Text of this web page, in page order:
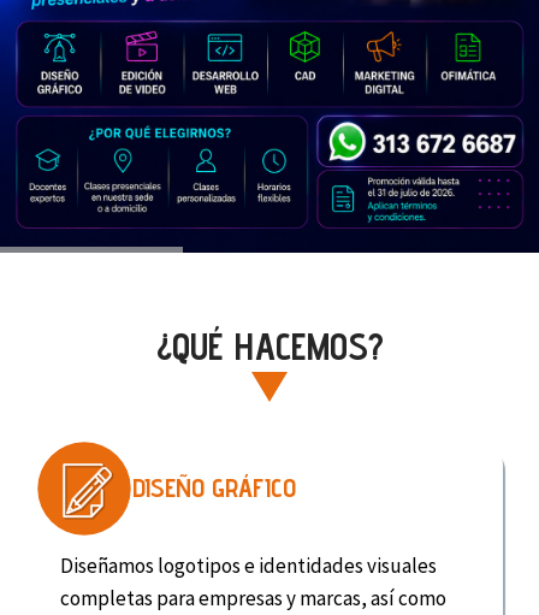
¿QUÉ HACEMOS?
DISEÑO GRÁFICO
Diseñamos logotipos e identidades visuales
completas para empresas y marcas, así como